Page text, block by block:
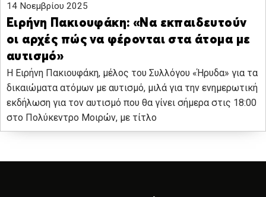
14 Νοεμβρίου 2025
Ειρήνη Πακιουφάκη: «Να εκπαιδευτούν
οι αρχές πώς να φέρονται στα άτομα με
αυτισμό»
Η Ειρήνη Πακιουφάκη, μέλος του Συλλόγου «Ήρυδα» για τα
δικαιώματα ατόμων με αυτισμό, μιλά για την ενημερωτική
εκδήλωση για τον αυτισμό που θα γίνει σήμερα στις 18:00
στο Πολύκεντρο Μοιρών, με τίτλο